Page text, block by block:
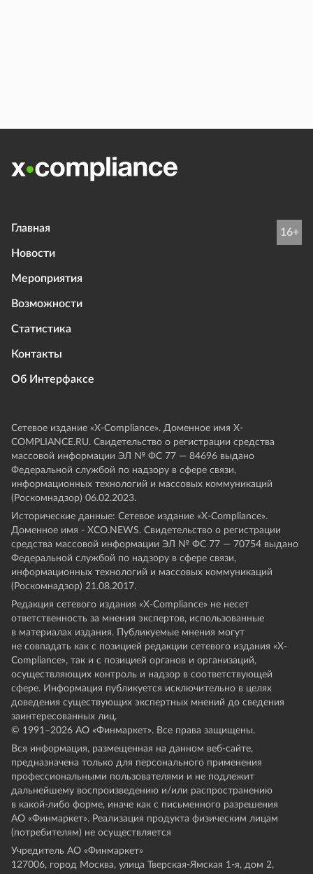
Главная
Новости
Мероприятия
Возможности
Статистика
Контакты
Об Интерфаксе
16+
Сетевое издание «Х-Compliance». Доменное имя X-
COMPLIANCE.RU. Свидетельство о регистрации средства
массовой информации ЭЛ № ФС 77 — 84696 выдано
Федеральной службой по надзору в сфере связи,
информационных технологий и массовых коммуникаций
(Роскомнадзор) 06.02.2023.
Исторические данные: Сетевое издание «Х-Compliance».
Доменное имя - XCO.NEWS. Свидетельство о регистрации
средства массовой информации ЭЛ № ФС 77 — 70754 выдано
Федеральной службой по надзору в сфере связи,
информационных технологий и массовых коммуникаций
(Роскомнадзор) 21.08.2017.
Редакция сетевого издания «X-Compliance» не несет
ответственность за мнения экспертов, использованные
в материалах издания. Публикуемые мнения могут
не совпадать как с позицией редакции сетевого издания «X-
Compliance», так и с позицией органов и организаций,
осуществляющих контроль и надзор в соответствующей
сфере. Информация публикуется исключительно в целях
доведения существующих экспертных мнений до сведения
заинтересованных лиц.
© 1991–2026 АО «Финмаркет». Все права защищены.
Вся информация, размещенная на данном веб-сайте,
предназначена только для персонального применения
профессиональными пользователями и не подлежит
дальнейшему воспроизведению и/или распространению
в какой-либо форме, иначе как с письменного разрешения
АО «Финмаркет». Реализация продукта физическим лицам
(потребителям) не осуществляется
Учредитель АО «Финмаркет»
127006, город Москва, улица Тверская-Ямская 1-я, дом 2,